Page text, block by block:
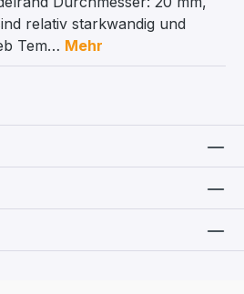
relativ starkwandig und
Tem… Mehr